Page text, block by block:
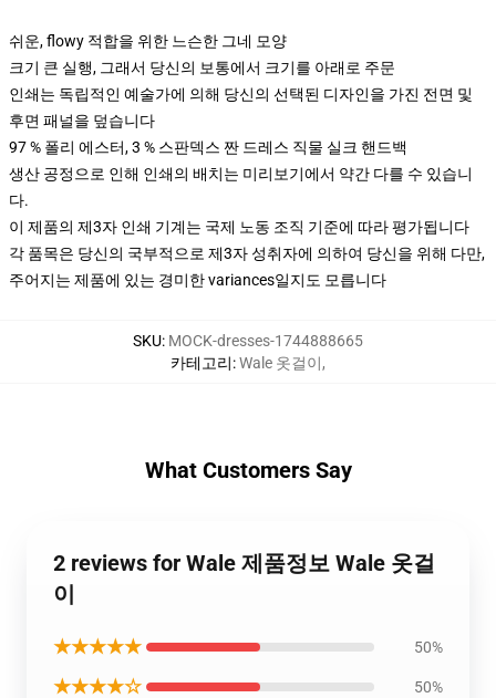
쉬운, flowy 적합을 위한 느슨한 그네 모양
크기 큰 실행, 그래서 당신의 보통에서 크기를 아래로 주문
인쇄는 독립적인 예술가에 의해 당신의 선택된 디자인을 가진 전면 및
후면 패널을 덮습니다
97 % 폴리 에스터, 3 % 스판덱스 짠 드레스 직물 실크 핸드백
생산 공정으로 인해 인쇄의 배치는 미리보기에서 약간 다를 수 있습니
다.
이 제품의 제3자 인쇄 기계는 국제 노동 조직 기준에 따라 평가됩니다
각 품목은 당신의 국부적으로 제3자 성취자에 의하여 당신을 위해 다만,
주어지는 제품에 있는 경미한 variances일지도 모릅니다
SKU: MOCK-dresses-1744888665
카테고리:Wale 옷걸이,
What Customers Say
2 reviews for Wale 제품정보 Wale 옷걸
이
★★★★★ 50%
★★★★☆ 50%